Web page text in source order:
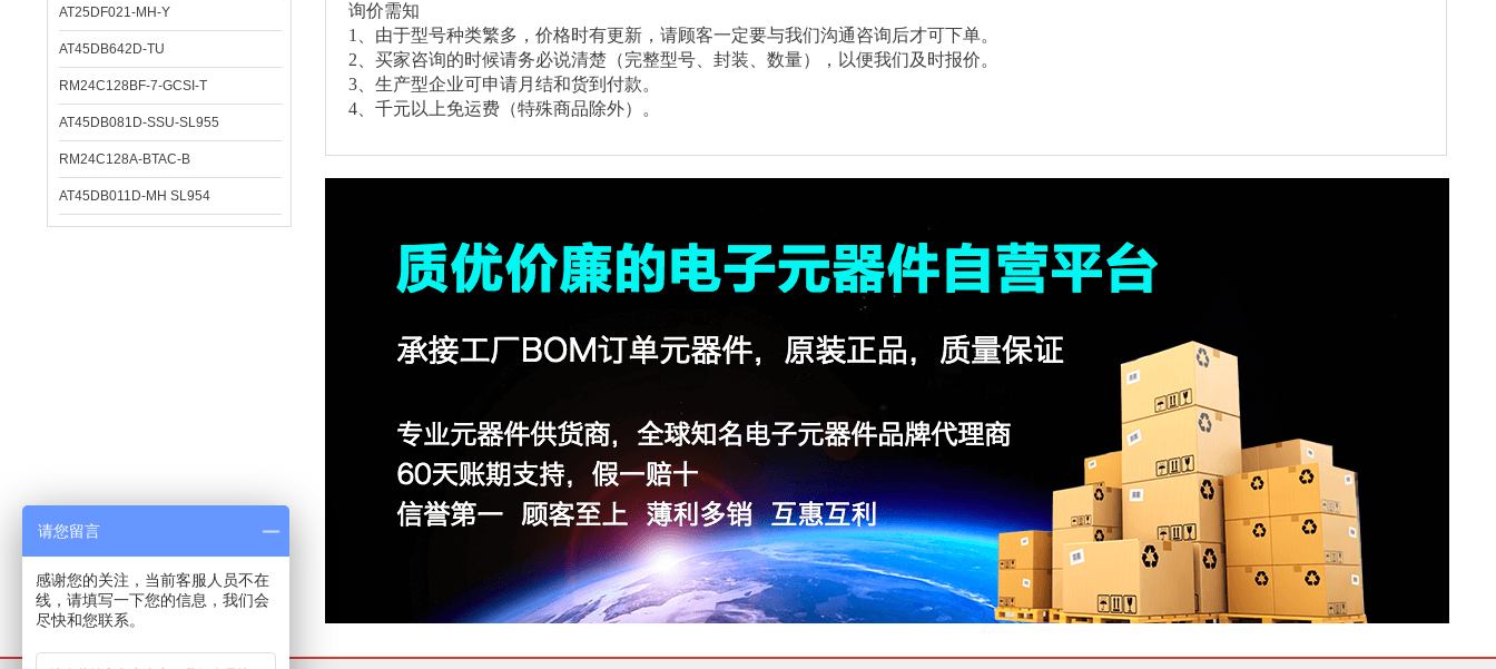
AT25DF021-MH-Y
AT45DB642D-TU
RM24C128BF-7-GCSI-T
AT45DB081D-SSU-SL955
RM24C128A-BTAC-B
AT45DB011D-MH SL954
询价需知
1、由于型号种类繁多，价格时有更新，请顾客一定要与我们沟通咨询后才可下单。
2、买家咨询的时候请务必说清楚（完整型号、封装、数量），以便我们及时报价。
3、生产型企业可申请月结和货到付款。
4、千元以上免运费（特殊商品除外）。
请您留言
感谢您的关注，当前客服人员不在
线，请填写一下您的信息，我们会
尽快和您联系。